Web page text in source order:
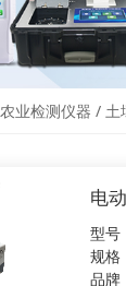
农业检测仪器 / 土
电
型号
规格
品牌